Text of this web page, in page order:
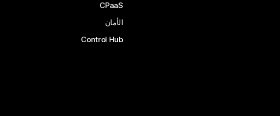
CPaaS
الأمان
Control Hub